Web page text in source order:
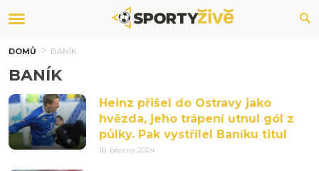
DOMŮ BANÍK
BANÍK
Heinz přišel do Ostravy jako
hvězda, jeho trápení utnul gól z
půlky. Pak vystřílel Baníku titul
16. března 2024